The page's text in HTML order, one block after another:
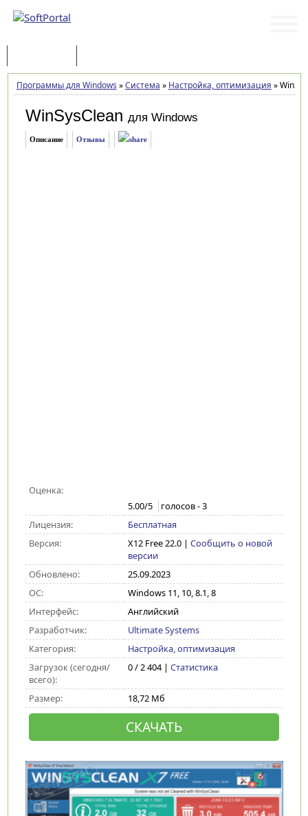
Программы для Windows »Система » Настройка, оптимизация »
WinSysClean для Windows
Описание Отзывы
Оценка:
5.00/5 голосов -3
Лицензия:
Бесплатная
Версия:
X12 Free 22.0| Сообщить о новой
версии
Обновлено:
25.09.2023
ОС:
Windows 11, 10, 8.1, 8
Интерфейс:
Английский
Разработчик:
Ultimate Systems
Категория:
Настройка, оптимизация
Загрузок (сегодня/
всего):
0 / 2 404 | Статистика
Размер: 18,72 Мб
СКАЧАТЬ